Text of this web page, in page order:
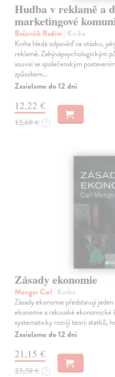
Hudba v reklamě a
marketingové
Bačuvčík Radim | Kniha
Kniha hledá odpověď na otázku,
reklamě. Zabývápsychologickým
souvisí se společenským
způsobem…
Zasielame do 12 dní
12,22 €
12,60 € ?
Zásady ekonomie
Menger Carl | Kniha
Zásady ekonomie představují
ekonomie a rakouské
systematicky rozvíjí teorii statků,
Zasielame do 12 dní
21,15 €
23,50 € ?